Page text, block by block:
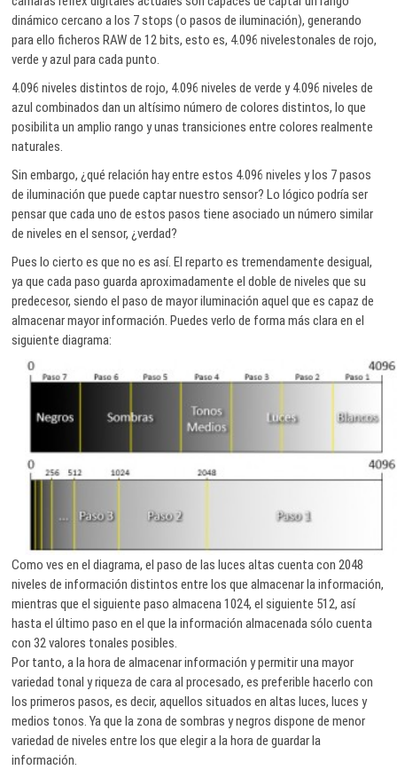
dinámico cercano a los 7 stops (o pasos de iluminación), generando
para ello ficheros RAW de 12 bits, esto es, 4.096 nivelestonales de rojo,
verde y azul para cada punto.
4.096 niveles distintos de rojo, 4.096 niveles de verde y 4.096 niveles de
azul combinados dan un altísimo número de colores distintos, lo que
posibilita un amplio rango y unas transiciones entre colores realmente
naturales.
Sin embargo, ¿qué relación hay entre estos 4.096 niveles y los 7 pasos
de iluminación que puede captar nuestro sensor? Lo lógico podría ser
pensar que cada uno de estos pasos tiene asociado un número similar
de niveles en el sensor, ¿verdad?
Pues lo cierto es que no es así. El reparto es tremendamente desigual,
ya que cada paso guarda aproximadamente el doble de niveles que su
predecesor, siendo el paso de mayor iluminación aquel que es capaz de
almacenar mayor información. Puedes verlo de forma más clara en el
siguiente diagrama:
Como ves en el diagrama, el paso de las luces altas cuenta con 2048
niveles de información distintos entre los que almacenar la información,
mientras que el siguiente paso almacena 1024, el siguiente 512, así
hasta el último paso en el que la información almacenada sólo cuenta
con 32 valores tonales posibles.
Por tanto, a la hora de almacenar información y permitir una mayor
variedad tonal y riqueza de cara al procesado, es preferible hacerlo con
los primeros pasos, es decir, aquellos situados en altas luces, luces y
medios tonos. Ya que la zona de sombras y negros dispone de menor
variedad de niveles entre los que elegir a la hora de guardar la
información.